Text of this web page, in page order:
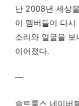
난 2008년 세상
이 멤버들이 다
소리와 얼굴을
이어졌다.
—
솔트룩스 네이버